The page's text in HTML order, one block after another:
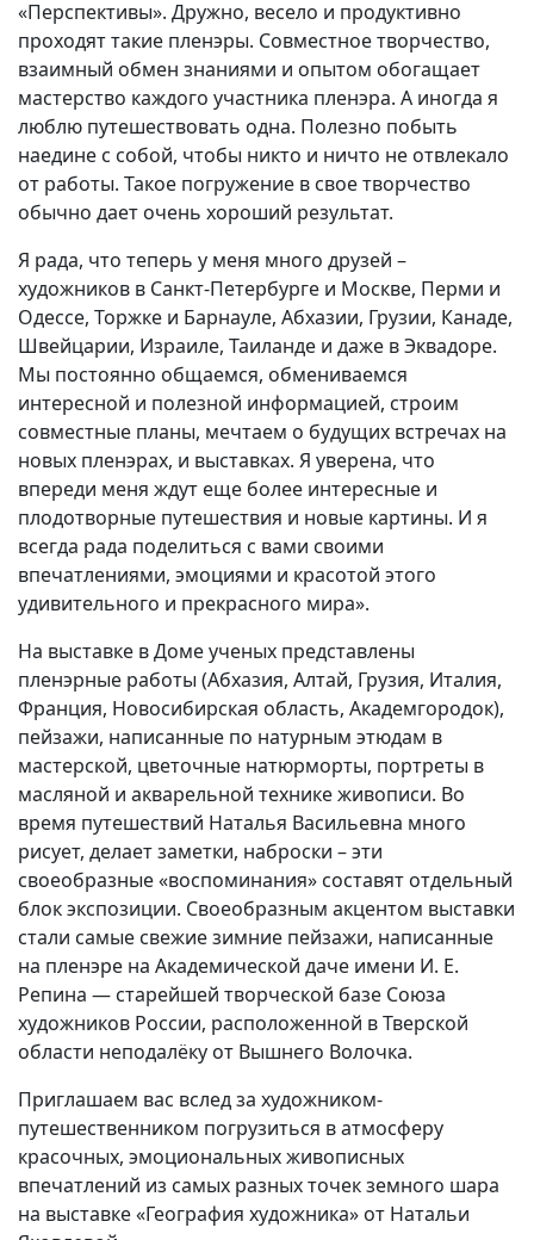
«Перспективы». Дружно, весело и продуктивно
проходят такие пленэры. Совместное творчество,
взаимный обмен знаниями и опытом обогащает
мастерство каждого участника пленэра. А иногда я
люблю путешествовать одна. Полезно побыть
наедине с собой, чтобы никто и ничто не отвлекало
от работы. Такое погружение в свое творчество
обычно дает очень хороший результат.
Я рада, что теперь у меня много друзей –
художников в Санкт-Петербурге и Москве, Перми и
Одессе, Торжке и Барнауле, Абхазии, Грузии, Канаде,
Швейцарии, Израиле, Таиланде и даже в Эквадоре.
Мы постоянно общаемся, обмениваемся
интересной и полезной информацией, строим
совместные планы, мечтаем о будущих встречах на
новых пленэрах, и выставках. Я уверена, что
впереди меня ждут еще более интересные и
плодотворные путешествия и новые картины. И я
всегда рада поделиться с вами своими
впечатлениями, эмоциями и красотой этого
удивительного и прекрасного мира».
На выставке в Доме ученых представлены
пленэрные работы (Абхазия, Алтай, Грузия, Италия,
Франция, Новосибирская область, Академгородок),
пейзажи, написанные по натурным этюдам в
мастерской, цветочные натюрморты, портреты в
масляной и акварельной технике живописи. Во
время путешествий Наталья Васильевна много
рисует, делает заметки, наброски – эти
своеобразные «воспоминания» составят отдельный
блок экспозиции. Своеобразным акцентом выставки
стали самые свежие зимние пейзажи, написанные
на пленэре на Академической даче имени И. Е.
Репина — старейшей творческой базе Союза
художников России, расположенной в Тверской
области неподалёку от Вышнего Волочка.
Приглашаем вас вслед за художником-
путешественником погрузиться в атмосферу
красочных, эмоциональных живописных
впечатлений из самых разных точек земного шара
на выставке «География художника» от Натальи